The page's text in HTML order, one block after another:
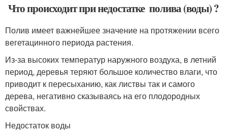
Что происходит при недостатке полива (воды) ?
Полив имеет важнейшее значение на протяжении всего
вегетацинного периода растения.
Из-за высоких температур наружного воздуха, в летний
период, деревья теряют большое количество влаги, что
приводит к пересыханию, как листвы так и самого
дерева, негативно сказываясь на его плодородных
свойствах.
Недостаток воды